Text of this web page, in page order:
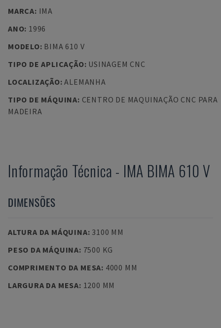
MARCA: IMA
ANO: 1996
MODELO: BIMA 610 V
TIPO DE APLICAÇÃO: USINAGEM CNC
LOCALIZAÇÃO:ALEMANHA
TIPO DE MÁQUINA: CENTRO DE MAQUINAÇÃO CNC PARA
MADEIRA
Informação Técnica - IMA BIMA 610 V
DIMENSÕES
ALTURA DA MÁQUINA: 3100 MM
PESO DA MÁQUINA: 7500 KG
COMPRIMENTO DA MESA: 4000 MM
LARGURA DA MESA: 1200 MM